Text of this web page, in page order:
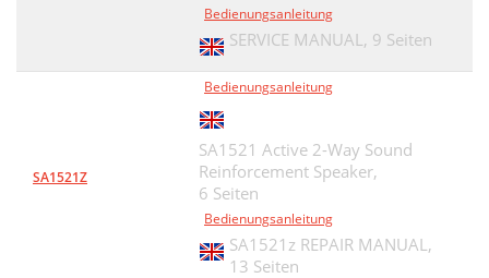
Bedienungsanleitung
SERVICE MANUAL, 9 Seiten
SA1521Z
Bedienungsanleitung
SA1521 Active 2-Way Sound
Reinforcement Speaker,
6 Seiten
Bedienungsanleitung
SA1521z REPAIR MANUAL,
13 Seiten